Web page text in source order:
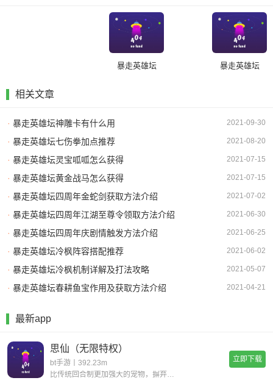
暴走英雄坛 暴走英雄坛
相关文章
2021-09-30
· 暴走英雄坛神雕卡有什么用
2021-08-20
· 暴走英雄坛七伤拳加点推荐
2021-07-15
· 暴走英雄坛灵宝呱呱怎么获得
2021-07-15
· 暴走英雄坛黄金战马怎么获得
2021-07-02
· 暴走英雄坛四周年金蛇剑获取方法介绍
2021-06-30
· 暴走英雄坛四周年江湖至尊令领取方法介绍
2021-06-25
· 暴走英雄坛四周年庆剧情触发方法介绍
2021-06-02
· 暴走英雄坛冷枫阵容搭配推荐
2021-05-07
· 暴走英雄坛冷枫机制详解及打法攻略
2021-04-21
· 暴走英雄坛春耕鱼宝作用及获取方法介绍
最新app
思仙（无限特权）
bt手游丨392.23m
比传统回合制更加强大的宠物，摒弃复杂的宠物合成，普通宠物都可以拥有15技能，更有逆天宠物神技，带你体验不一样的宠物养成。一键挂机，解放双手不用肝;无限商城，一莲玉领全奖励;首充神技，助你成就大侠路;满vip，登录就送v15。
立即下载